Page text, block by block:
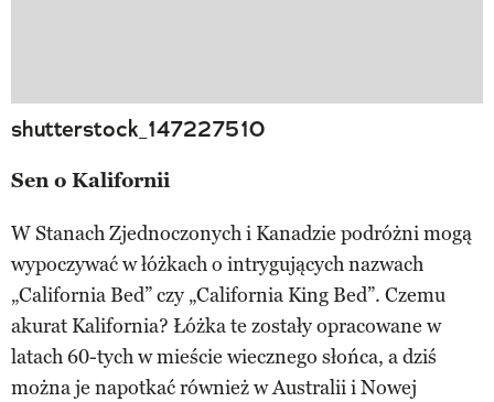
shutterstock_147227510
Sen o Kalifornii
W Stanach Zjednoczonych i Kanadzie podróżni mogą
wypoczywać w łóżkach o intrygujących nazwach
„California Bed” czy „California King Bed”. Czemu
akurat Kalifornia? Łóżka te zostały opracowane w
latach 60-tych w mieście wiecznego słońca, a dziś
można je napotkać również w Australii i Nowej